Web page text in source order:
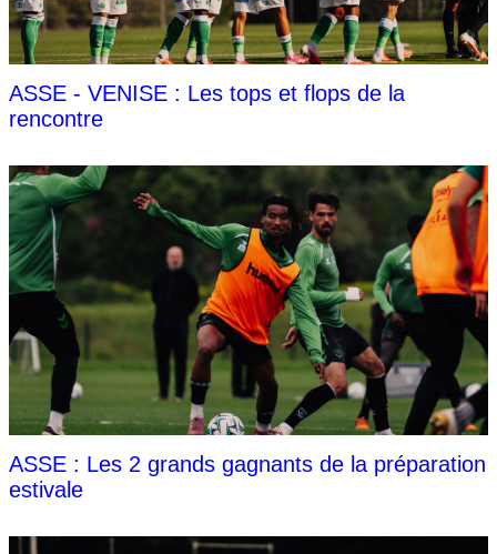
ASSE - VENISE : Les tops et flops de la
rencontre
ASSE : Les 2 grands gagnants de la préparation
estivale